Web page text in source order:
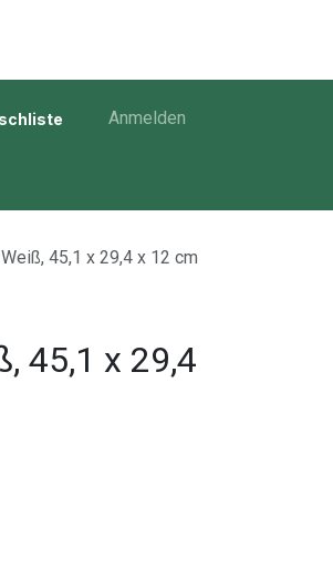
Anmelden
45,1 x 29,4 x 12 cm
45,1 x 29,4